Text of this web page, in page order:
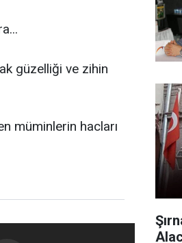
güzelliği ve zihin
müminlerin hacları